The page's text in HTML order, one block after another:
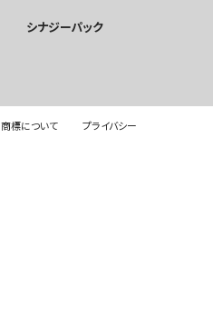
シナジーパック
商標について プライバシー